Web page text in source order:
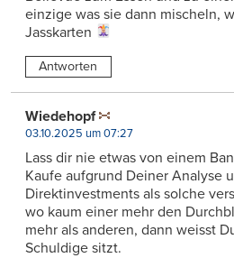
einzige was sie dann mischeln,
Jasskarten
Antworten
Wiedehopf
03.10.2025 um 07:27
Lass dir nie etwas von einem
Kaufe aufgrund Deiner Analyse
Direktinvestments als solche
wo kaum einer mehr den
mehr als anderen, dann weisst
Schuldige sitzt.